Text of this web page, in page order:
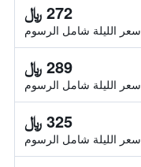
272 ﷼
سعر الليلة شامل الرسوم
289 ﷼
سعر الليلة شامل الرسوم
325 ﷼
سعر الليلة شامل الرسوم